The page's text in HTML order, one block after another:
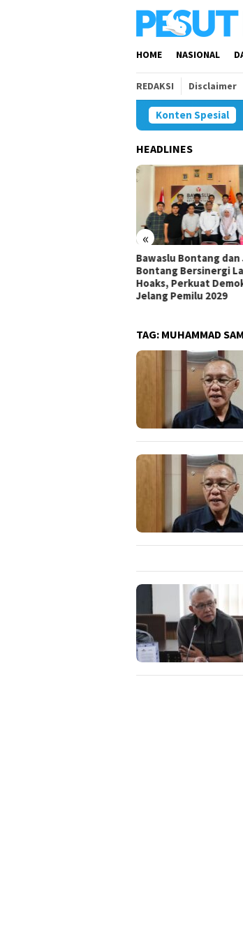
HOME NASIONAL
REDAKSI Disclaimer
Konten Spesial
HEADLINES
«
Komisi IV Tunggu Hasil
Investigasi Satgas
Dugaan Pelanggaran
TAG: MUHAMMAD